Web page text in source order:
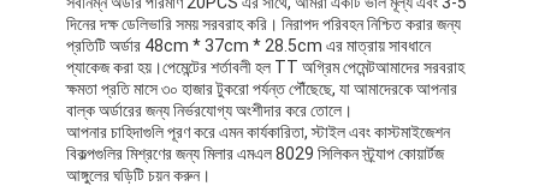
দিনের দক্ষ ডেলিভারি সময় সরবরাহ করি। নিরাপদ পরিবহন নিশ্চিত করার জন্য
প্রতিটি অর্ডার 48cm * 37cm * 28.5cm এর মাত্রায় সাবধানে
প্যাকেজ করা হয়।পেমেন্টের শর্তাবলী হল TT অগ্রিম পেমেন্টআমাদের সরবরাহ
ক্ষমতা প্রতি মাসে ৩০ হাজার টুকরো পর্যন্ত পৌঁছেছে, যা আমাদেরকে আপনার
বাল্ক অর্ডারের জন্য নির্ভরযোগ্য অংশীদার করে তোলে।
আপনার চাহিদাগুলি পূরণ করে এমন কার্যকারিতা, স্টাইল এবং কাস্টমাইজেশন
বিকল্পগুলির মিশ্রণের জন্য মিলার এমএল 8029 সিলিকন স্ট্র্যাপ কোয়ার্টজ
আঙ্গুলের ঘড়িটি চয়ন করুন।